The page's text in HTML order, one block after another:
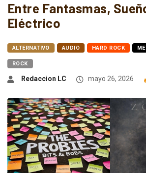
Entre Fantasmas,
Eléctrico
ALTERNATIVO AUDIO HARD ROCK
ROCK
Redaccion LC mayo 26, 2026